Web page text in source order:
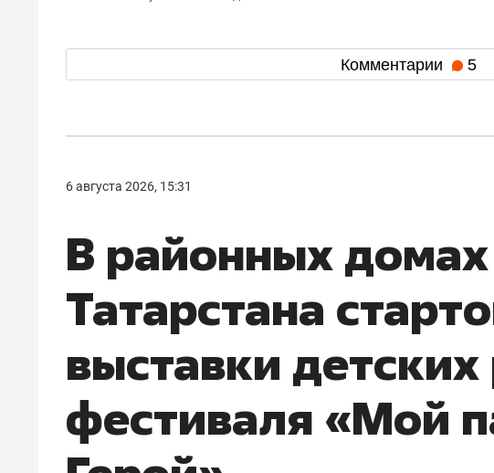
Комментарии 5
6 августа 2026, 15:31
В районных
Татарстана
выставки
фестиваля «Мой